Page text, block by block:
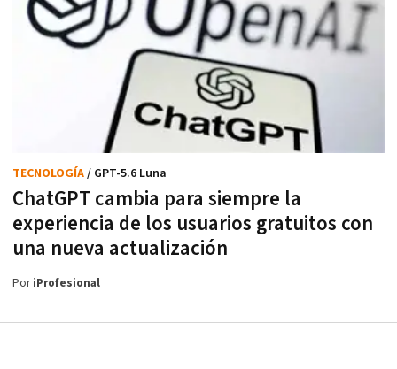
ChatGPT cambia para siempre la
experiencia de los usuarios gratuitos con
una nueva actualización
TECNOLOGÍA/ GPT-5.6 Luna
PoriProfesional